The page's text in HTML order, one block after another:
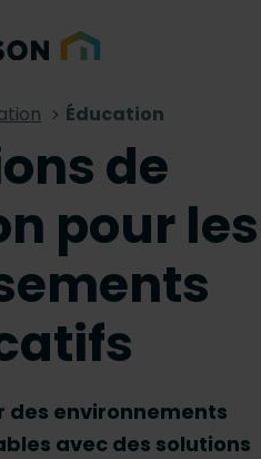
Éducation
de
pour les
des environnements
avec des solutions